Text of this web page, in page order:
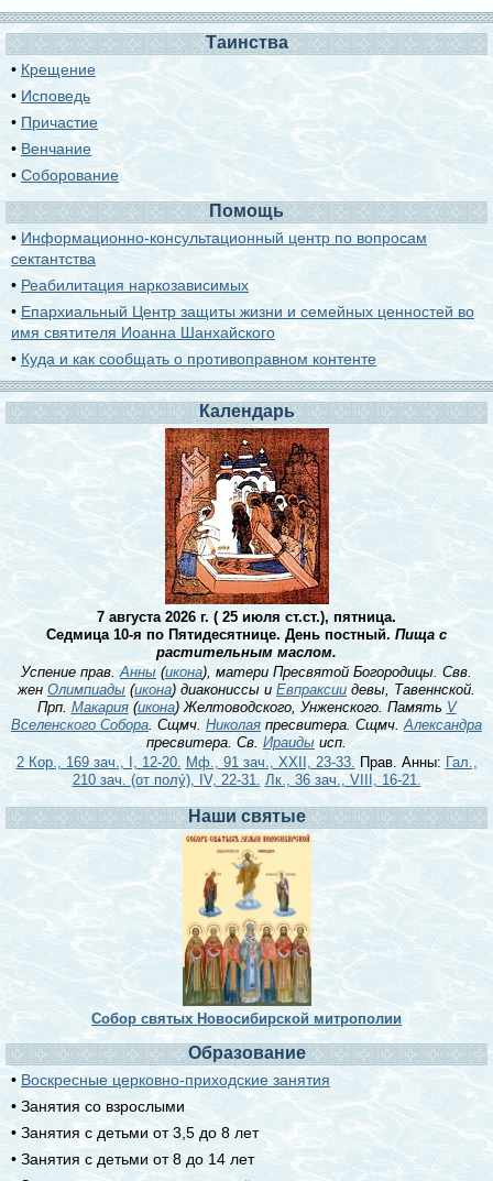
Таинства
• Крещение
• Исповедь
• Причастие
• Венчание
•Соборование
Помощь
• Информационно-консультационный центр по вопросам
сектантства
• Реабилитация наркозависимых
• Епархиальный Центр защиты жизни и семейных ценностей во
имя святителя Иоанна Шанхайского
• Куда и как сообщать о противоправном контенте
Календарь
7 августа 2026 г. ( 25 июля ст.ст.), пятница.
Седмица 10-я по Пятидесятнице. День постный. Пища с
растительным маслом.
Успение прав.Анны (икона), матери Пресвятой Богородицы. Свв.
жен Олимпиады (икона) диакониссы и Евпраксии девы, Тавеннской.
Прп.Макария(икона) Желтоводского, Унженского. Память V
Вселенского Собора. Сщмч. Николая пресвитера. Сщмч.Александра
пресвитера. Св. Ираидыисп.
2 Кор., 169 зач., I, 12-20. Мф., 91 зач., XXII, 23-33. Прав. Анны: Гал.,
210 зач. (от полу́), IV, 22-31. Лк., 36 зач., VIII, 16-21.
Наши святые
Собор святых Новосибирской митрополии
Образование
• Воскресные церковно-приходские занятия
• Занятия со взрослыми
• Занятия с детьми от 3,5 до 8 лет
• Занятия с детьми от 8 до 14 лет